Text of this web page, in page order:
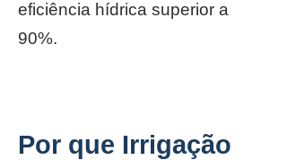
eficiência hídrica superior a
90%.
Por que Irrigação